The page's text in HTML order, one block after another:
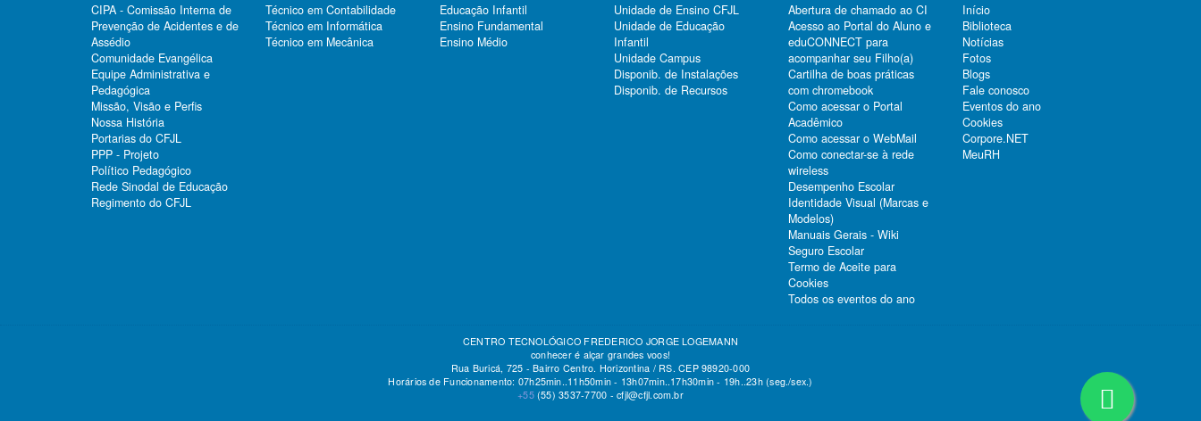
CIPA - Comissão Interna de
Prevenção de Acidentes e de
Assédio
Comunidade Evangélica
Equipe Administrativa e
Pedagógica
Missão, Visão e Perfis
Nossa História
Portarias do CFJL
PPP - Projeto
Político Pedagógico
Rede Sinodal de Educação
Regimento do CFJL
Técnico em Contabilidade
Técnico em Informática
Técnico em Mecânica
Educação Infantil
Ensino Fundamental
Ensino Médio
Unidade de Ensino CFJL
Unidade de Educação
Infantil
Unidade Campus
Disponib. de Instalações
Disponib. de Recursos
Abertura de chamado ao CI
Acesso ao Portal do Aluno e
eduCONNECT para
acompanhar seu Filho(a)
Cartilha de boas práticas
com chromebook
Como acessar o Portal
Acadêmico
Como acessar o WebMail
Como conectar-se à rede
wireless
Desempenho Escolar
Identidade Visual (Marcas e
Modelos)
Manuais Gerais - Wiki
Seguro Escolar
Termo de Aceite para
Cookies
Todos os eventos do ano
Início
Biblioteca
Notícias
Fotos
Blogs
Fale conosco
Eventos do ano
Cookies
Corpore.NET
MeuRH
CENTRO TECNOLÓGICO FREDERICO JORGE LOGEMANN
conhecer é alçar grandes voos!
Rua Buricá, 725 - Bairro Centro. Horizontina / RS. CEP 98920-000
Horários de Funcionamento: 07h25min..11h50min - 13h07min..17h30min - 19h..23h (seg./sex.)
+55 (55) 3537-7700 -cfjl@cfjl.com.br